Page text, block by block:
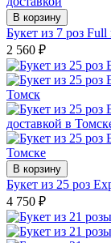
В корзину
Букет из 7 роз
2 560 ₽
В корзину
Букет из 25 роз
4 750 ₽